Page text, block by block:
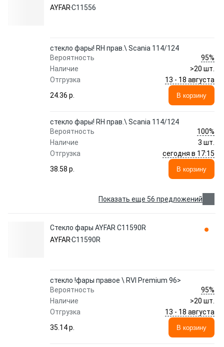
AYFARC11556
стекло фары! RH прав.\ Scania 114/124
Вероятность
95%
Наличие
>20 шт.
Отгрузка
13 - 18 августа
24.36 p.
В корзину
стекло фары! RH прав.\ Scania 114/124
Вероятность
100%
Наличие
3 шт.
Отгрузка
сегодня в 17:15
38.58 p.
В корзину
Показать еще 56 предложений
Стекло фары AYFAR C11590R
AYFARC11590R
стекло !фары правое \ RVI Premium 96>
Вероятность
95%
Наличие
>20 шт.
Отгрузка
13 - 18 августа
35.14 p.
В корзину